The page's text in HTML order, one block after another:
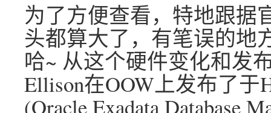
为了方便查看，特地跟据
头都算大了，有笔误的地
哈~ 从这个硬件变化和发
Ellison在OOW上发布了
(Oracle Exadata Database